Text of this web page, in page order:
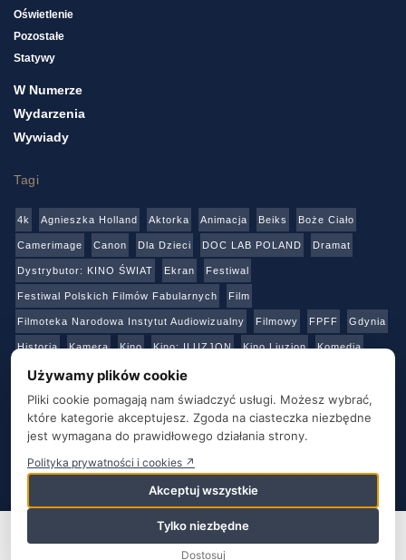
Oświetlenie
Pozostałe
Statywy
W Numerze
Wydarzenia
Wywiady
Tagi
4k Agnieszka Holland Aktorka Animacja Beiks Boże Ciało
Camerimage Canon Dla Dzieci DOC LAB POLAND Dramat
Dystrybutor: KINO ŚWIAT Ekran Festiwal
Festiwal Polskich Filmów Fabularnych Film
Filmoteka Narodowa Instytut Audiowizualny Filmowy FPFF Gdynia
Historia Kamera Kino Kino: ILUZJON Kino Liuzjon Komedia
Konkurs Netflix Online Panasonic
Produkcja Produkcja: Polska Reżyser Sony Sztuka Teatr
Telewizja Transmisja Video Warszawa Warsztaty Wideo
O NAS
Ta strona używa plików cookie. Kontynuując korzystanie z tej
strony, wyrażasz zgodę na używanie plików cookie. Odwiedź naszą
Używamy plików cookie
Pliki cookie pomagają nam świadczyć usługi. Możesz wybrać,
które kategorie akceptujesz. Zgoda na ciasteczka niezbędne
jest wymagana do prawidłowego działania strony.
Polityka prywatności i cookies ↗
Akceptuj wszystkie
Tylko niezbędne
Dostosuj